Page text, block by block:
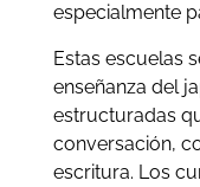
especialmente
Estas escuelas
enseñanza del
estructuradas
conversación,
escritura. Los